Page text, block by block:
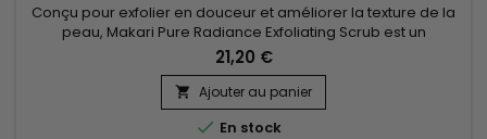
Conçu pour exfolier en douceur et améliorer la texture de la
peau, Makari Pure Radiance Exfoliating Scrub est un
gommage revitalisant et unifiant idéal pour retrouver une
peau plus douce, plus lisse et visiblement plus éclatante. Sa
formule associe Prunus Armeniaca (noyau d’abricot), billes
de jojoba, Aloe Vera, huile de pépins de grenade, Rice...
21,20 €
 Ajouter au panier
 En stock